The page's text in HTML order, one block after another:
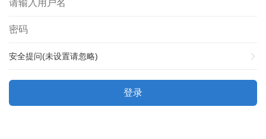
安全提问(未设置请忽略)
登录